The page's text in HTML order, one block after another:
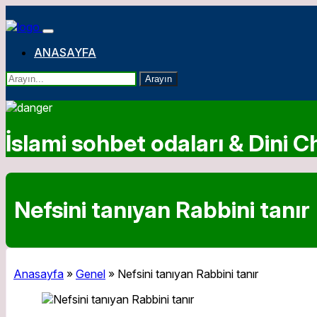
ANASAYFA
Arayın
İslami sohbet odaları & Dini
Nefsini tanıyan Rabbini tanır
Anasayfa » Genel » Nefsini tanıyan Rabbini tanır